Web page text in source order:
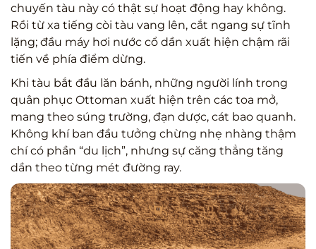
chuyến tàu này có thật sự hoạt động hay không.
Rồi từ xa tiếng còi tàu vang lên, cắt ngang sự tĩnh
lặng; đầu máy hơi nước cổ dần xuất hiện chậm rãi
tiến về phía điểm dừng.
Khi tàu bắt đầu lăn bánh, những người lính trong
quân phục Ottoman xuất hiện trên các toa mở,
mang theo súng trường, đạn dược, cát bao quanh.
Không khí ban đầu tưởng chừng nhẹ nhàng thậm
chí có phần “du lịch”, nhưng sự căng thẳng tăng
dần theo từng mét đường ray.